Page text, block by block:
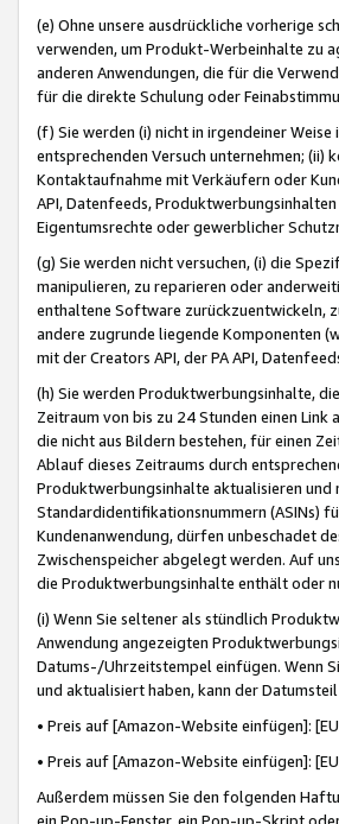
(e) Ohne unsere ausdrückliche vorherige
verwenden, um Produkt-Werbeinhalte zu
anderen Anwendungen, die für die
für die direkte Schulung oder
(f) Sie werden (i) nicht in irgendeiner
entsprechenden Versuch unternehmen;
Kontaktaufnahme mit Verkäufern oder
API, Datenfeeds,
Eigentumsrechte oder gewerblicher
(g) Sie werden nicht versuchen, (i) die
manipulieren, zu reparieren oder
enthaltene Software zurückzuentwickeln,
andere zugrunde liegende Komponenten
mit der Creators API, der PA API,
(h) Sie werden Produktwerbungsinhalte,
Zeitraum von bis zu 24 Stunden einen
die nicht aus Bildern bestehen, für einen
Ablauf dieses Zeitraums durch
Produktwerbungsinhalte aktualisieren und
Standardidentifikationsnummern (ASINs)
Kundenanwendung, dürfen unbeschadet
Zwischenspeicher abgelegt werden. Auf
die Produktwerbungsinhalte enthält oder
(i) Wenn Sie seltener als stündlich
Anwendung angezeigten
Datums-/Uhrzeitstempel einfügen. Wenn
und aktualisiert haben, kann der
• Preis auf [Amazon-Website einfügen]:
• Preis auf [Amazon-Website einfügen]:
Außerdem müssen Sie den folgenden
ein Pop-up-Fenster, ein Pop-up-Skript